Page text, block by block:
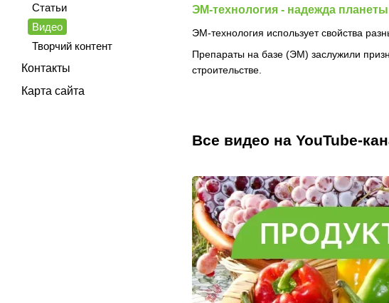
ЭМ-технология - надежда планеты
ЭМ-технология использует свойства
Препараты на базе (ЭМ) заслужили
строительстве.
Все видео на YouTube-
Статьи
Видео
Творчий контент
Контакты
Карта сайта